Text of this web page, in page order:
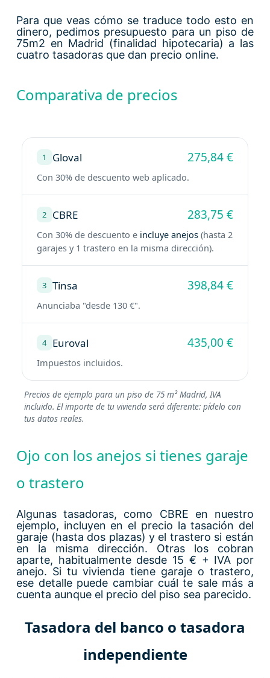
Para que veas cómo se traduce todo esto en
dinero, pedimos presupuesto para un piso de
75m2 en Madrid (finalidad hipotecaria) a las
cuatro tasadoras que dan precio online.
Comparativa de precios
1 Gloval 275,84 €
Con 30% de descuento web aplicado.
2 CBRE 283,75 €
Con 30% de descuento e incluye anejos(hasta 2
garajes y 1 trastero en la misma dirección).
3 Tinsa 398,84 €
Anunciaba "desde 130 €".
4 Euroval 435,00 €
Impuestos incluidos.
Precios de ejemplo para un piso de 75 m² Madrid, IVA
incluido. El importe de tu vivienda será diferente: pídelo con
tus datos reales.
Ojo con los anejos si tienes garaje
o trastero
Algunas tasadoras, como CBRE en nuestro
ejemplo, incluyen en el precio la tasación del
garaje (hasta dos plazas) y el trastero si están
en la misma dirección. Otras los cobran
aparte, habitualmente desde 15 € + IVA por
anejo. Si tu vivienda tiene garaje o trastero,
ese detalle puede cambiar cuál te sale más a
cuenta aunque el precio del piso sea parecido.
Tasadora del banco o tasadora
independiente